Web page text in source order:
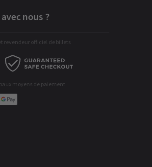
nous ?
revendeur officiel de billets
moyens de paiement